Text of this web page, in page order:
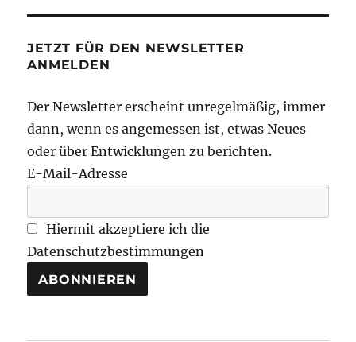
JETZT FÜR DEN NEWSLETTER
ANMELDEN
Der Newsletter erscheint unregelmäßig, immer
dann, wenn es angemessen ist, etwas Neues
oder über Entwicklungen zu berichten.
E-Mail-Adresse
Hiermit akzeptiere ich die
Datenschutzbestimmungen